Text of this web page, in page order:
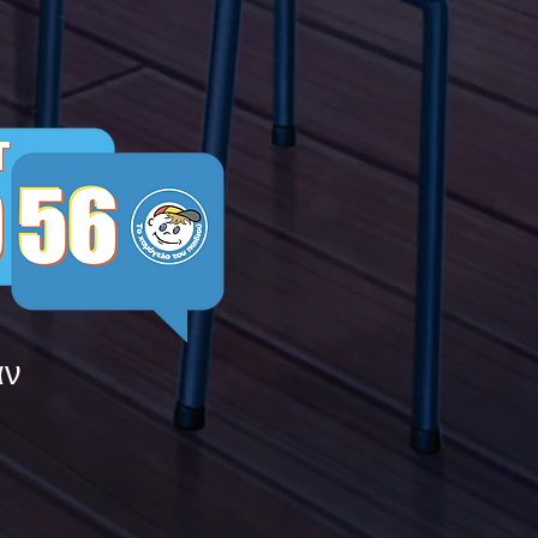
Δημοτικό Σχολείο
ενάντια στο Bullying
Τώρα. Με σύνθημα
Τώρα" όλα τα σχολεία
ενώνουν τις
τους ενάντια στο